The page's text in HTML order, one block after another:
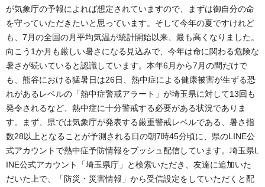
が気象庁の予報によれば想定されていますので、まずは御自分の命
を守っていただきたいと思っています。そして今年の夏ですけれど
も、7月の全国の月平均気温が統計開始以来、最も高くなりました。
向こう1か月も厳しい暑さになる見込みで、今年は命に関わる危険な
暑さが続いていると認識しています。本年6月から7月の間だけで
も、熊谷における猛暑日は26日、熱中症による健康被害が生ずる恐
れがあるレベルの「熱中症警戒アラート」が埼玉県に対して13回も
発令されるなど、熱中症に十分警戒する必要がある状況でありま
す。まず、県では気象庁が発表する厳重警戒レベルである、暑さ指
数28以上となることが予測される日の朝7時45分頃に、県のLINE公
式アカウントで熱中症予防情報をプッシュ配信しています。埼玉県L
INE公式アカウント「埼玉県庁」と検索いただき、友達に追加いた
だいた上で、「防災・災害情報」から受信設定をしていただくと配